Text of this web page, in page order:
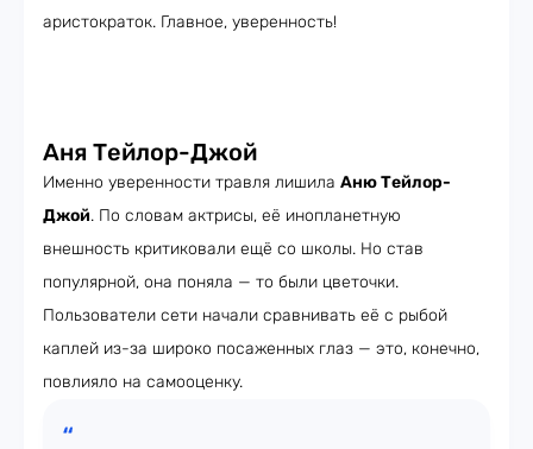
аристократок. Главное, уверенность!
Аня Тейлор-Джой
Именно уверенности травля лишила Аню Тейлор-
Джой. По словам актрисы, её инопланетную
внешность критиковали ещё со школы. Но став
популярной, она поняла — то были цветочки.
Пользователи сети начали сравнивать её с рыбой
каплей из-за широко посаженных глаз — это, конечно,
повлияло на самооценку.